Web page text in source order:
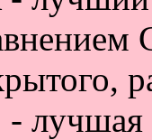
лучшая